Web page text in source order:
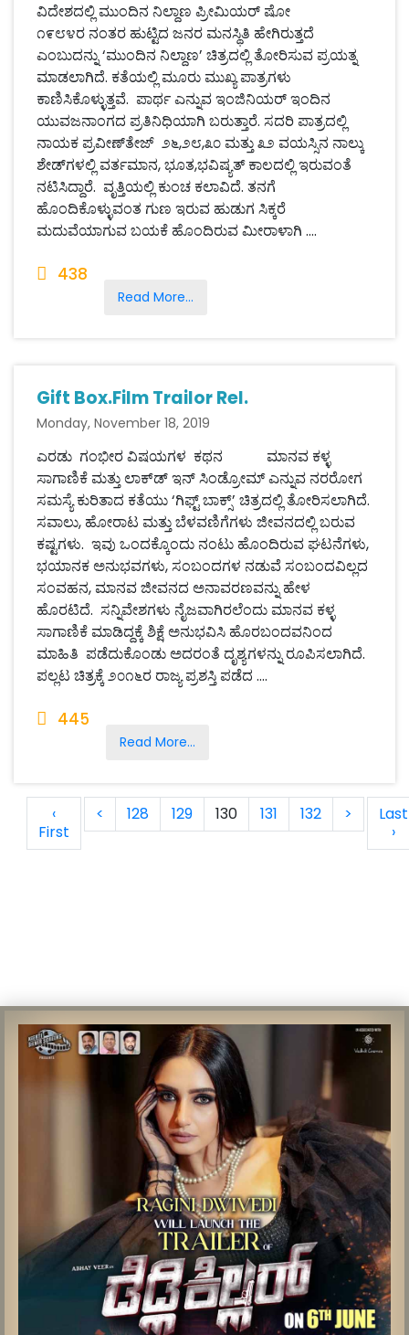
ವಿದೇಶದಲ್ಲಿ ಮುಂದಿನ ನಿಲ್ದಾಣ ಪ್ರೀಮಿಯರ್ ಷೋ
೧೯೮೪ರ ನಂತರ ಹುಟ್ಟಿದ ಜನರ ಮನಸ್ಥಿತಿ ಹೇಗಿರುತ್ತದೆ
ಎಂಬುದನ್ನು ‘ಮುಂದಿನ ನಿಲ್ದಾಣ’ ಚಿತ್ರದಲ್ಲಿ ತೋರಿಸುವ ಪ್ರಯತ್ನ
ಮಾಡಲಾಗಿದೆ. ಕತೆಯಲ್ಲಿ ಮೂರು ಮುಖ್ಯ ಪಾತ್ರಗಳು
ಕಾಣಿಸಿಕೊಳ್ಳುತ್ತವೆ. ಪಾರ್ಥ ಎನ್ನುವ ಇಂಜಿನಿಯರ್ ಇಂದಿನ
ಯುವಜನಾಂಗದ ಪ್ರತಿನಿಧಿಯಾಗಿ ಬರುತ್ತಾರೆ. ಸದರಿ ಪಾತ್ರದಲ್ಲಿ
ನಾಯಕ ಪ್ರವೀಣ್‌ತೇಜ್ ೨೬,೨೮,೩೦ ಮತ್ತು ೩೨ ವಯಸ್ಸಿನ ನಾಲ್ಕು
ಶೇಡ್‌ಗಳಲ್ಲಿ ವರ್ತಮಾನ, ಭೂತ,ಭವಿಷ್ಯತ್ ಕಾಲದಲ್ಲಿ ಇರುವಂತೆ
ನಟಿಸಿದ್ದಾರೆ. ವೃತ್ತಿಯಲ್ಲಿ ಕುಂಚ ಕಲಾವಿದೆ. ತನಗೆ
ಹೊಂದಿಕೊಳ್ಳುವಂತ ಗುಣ ಇರುವ ಹುಡುಗ ಸಿಕ್ಕರೆ
ಮದುವೆಯಾಗುವ ಬಯಕೆ ಹೊಂದಿರುವ ಮೀರಾಳಾಗಿ ....
438
Read More...
Gift Box.Film Trailor Rel.
Monday, November 18, 2019
ಎರಡು ಗಂಭೀರ ವಿಷಯಗಳ ಕಥನ ಮಾನವ ಕಳ್ಳ
ಸಾಗಾಣಿಕೆ ಮತ್ತು ಲಾಕ್‌ಡ್ ಇನ್ ಸಿಂಡ್ರೋಮ್ ಎನ್ನುವ ನರರೋಗ
ಸಮಸ್ಯೆ ಕುರಿತಾದ ಕತೆಯು ‘ಗಿಫ್ಟ್ ಬಾಕ್ಸ್’ ಚಿತ್ರದಲ್ಲಿ ತೋರಿಸಲಾಗಿದೆ.
ಸವಾಲು, ಹೋರಾಟ ಮತ್ತು ಬೆಳವಣಿಗೆಗಳು ಜೀವನದಲ್ಲಿ ಬರುವ
ಕಷ್ಟಗಳು. ಇವು ಒಂದಕ್ಕೊಂದು ನಂಟು ಹೊಂದಿರುವ ಘಟನೆಗಳು,
ಭಯಾನಕ ಅನುಭವಗಳು, ಸಂಬಂದಗಳ ನಡುವೆ ಸಂಬಂದವಿಲ್ಲದ
ಸಂವಹನ, ಮಾನವ ಜೀವನದ ಅನಾವರಣವನ್ನು ಹೇಳ
ಹೊರಟಿದೆ. ಸನ್ನಿವೇಶಗಳು ನೈಜವಾಗಿರಲೆಂದು ಮಾನವ ಕಳ್ಳ
ಸಾಗಾಣಿಕೆ ಮಾಡಿದ್ದಕ್ಕೆ ಶಿಕ್ಷೆ ಅನುಭವಿಸಿ ಹೊರಬಂದವನಿಂದ
ಮಾಹಿತಿ ಪಡೆದುಕೊಂಡು ಅದರಂತೆ ದೃಶ್ಯಗಳನ್ನು ರೂಪಿಸಲಾಗಿದೆ.
ಪಲ್ಲಟ ಚಿತ್ರಕ್ಕೆ ೨೦೧೬ರ ರಾಜ್ಯ ಪ್ರಶಸ್ತಿ ಪಡೆದ ....
445
Read More...
‹
First
< 128 129 130 131 132 >
Last
›